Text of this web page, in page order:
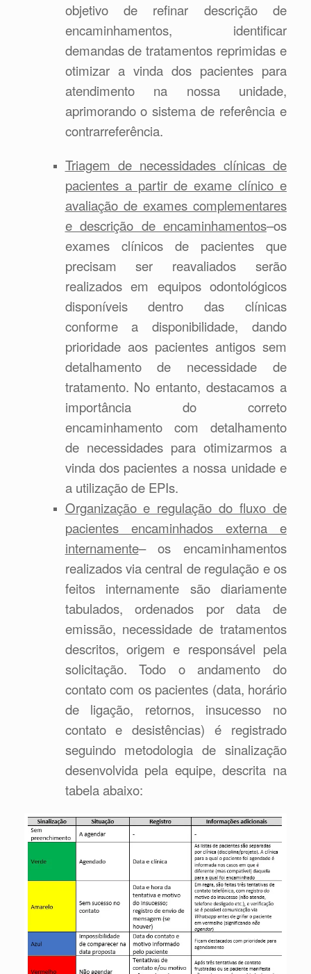
objetivo de refinar descrição de
encaminhamentos, identificar
demandas de tratamentos reprimidas e
otimizar a vinda dos pacientes para
atendimento na nossa unidade,
aprimorando o sistema de referência e
contrarreferência.
Triagem de necessidades clínicas de
pacientes a partir de exame clínico e
avaliação de exames complementares
e descrição de encaminhamentos–os
exames clínicos de pacientes que
precisam ser reavaliados serão
realizados em equipos odontológicos
disponíveis dentro das clínicas
conforme a disponibilidade, dando
prioridade aos pacientes antigos sem
detalhamento de necessidade de
tratamento. No entanto, destacamos a
importância do correto
encaminhamento com detalhamento
de necessidades para otimizarmos a
vinda dos pacientes a nossa unidade e
a utilização de EPIs.
Organização e regulação do fluxo de
pacientes encaminhados externa e
internamente– os encaminhamentos
realizados via central de regulação e os
feitos internamente são diariamente
tabulados, ordenados por data de
emissão, necessidade de tratamentos
descritos, origem e responsável pela
solicitação. Todo o andamento do
contato com os pacientes (data, horário
de ligação, retornos, insucesso no
contato e desistências) é registrado
seguindo metodologia de sinalização
desenvolvida pela equipe, descrita na
tabela abaixo: